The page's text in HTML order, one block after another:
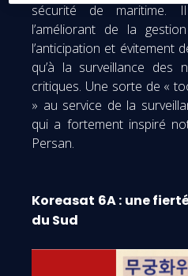
sécurité de maritime.
l’améliorant de la
l’anticipation et évitement
qu’à la surveillance des
critiques. Une sorte de «
» au service de la
qui a fortement inspiré
Persan.
Koreasat 6A : une
du Sud